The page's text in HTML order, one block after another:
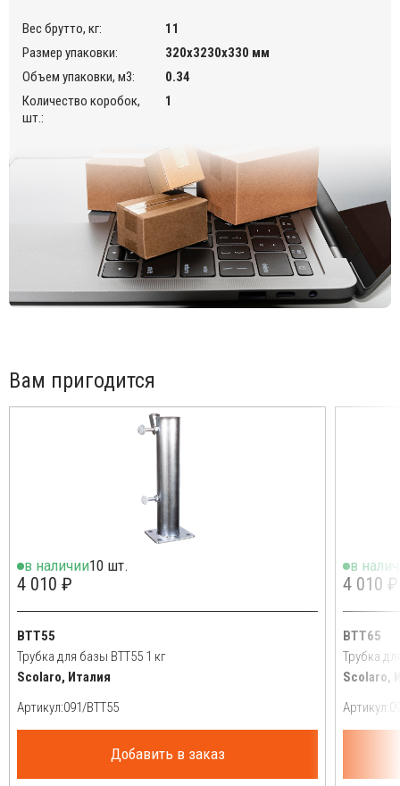
Вес брутто, кг:
11
Размер упаковки:
320х3230х330 мм
Объем упаковки, м3:
0.34
Количество коробок,
шт.:
1
Вам пригодится
в наличии10 шт.
4 010 ₽
BTT55
Трубка для базы BTT55 1 кг
Scolaro, Италия
Артикул:
Добавить в заказ
в
4 010 ₽
BTT65
Трубка
Scolaro,
Артикул: